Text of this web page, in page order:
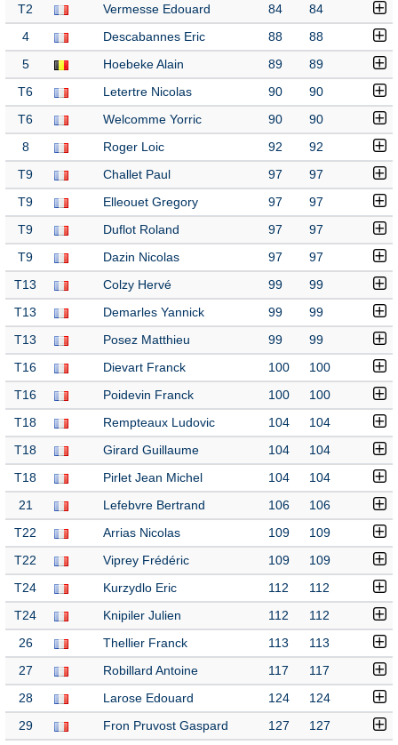
T2 Vermesse Edouard 84 84
4 Descabannes Eric 88 88
5 Hoebeke Alain 89 89
T6 Letertre Nicolas 90 90
T6 Welcomme Yorric 90 90
8 Roger Loic 92 92
T9 Challet Paul 97 97
T9 Elleouet Gregory 97 97
T9 Duflot Roland 97 97
T9 Dazin Nicolas 97 97
T13 Colzy Hervé 99 99
T13 Demarles Yannick 99 99
T13 Posez Matthieu 99 99
T16 Dievart Franck 100 100
T16 Poidevin Franck 100 100
T18 Rempteaux Ludovic 104 104
T18 Girard Guillaume 104 104
T18 Pirlet Jean Michel 104 104
21 Lefebvre Bertrand 106 106
T22 Arrias Nicolas 109 109
T22 Viprey Frédéric 109 109
T24 Kurzydlo Eric 112 112
T24 Knipiler Julien 112 112
26 Thellier Franck 113 113
27 Robillard Antoine 117 117
28 Larose Edouard 124 124
29 Fron Pruvost Gaspard 127 127